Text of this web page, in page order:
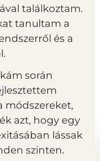
találkoztam.
tanultam a
és a
során
módszereket,
azt, hogy egy
lássak
szinten.